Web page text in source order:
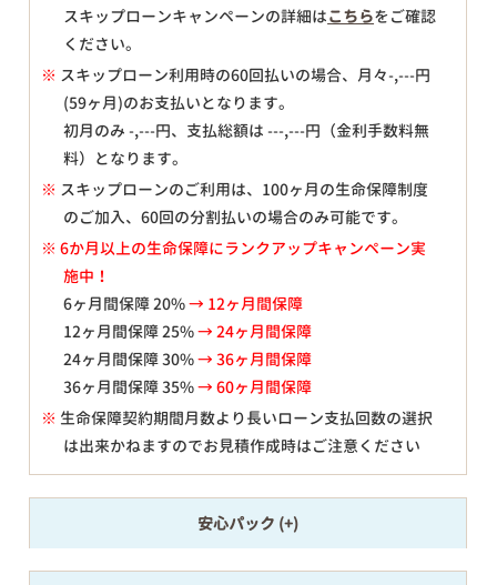
スキップローンキャンペーンの詳細はこちらをご確認
ください。
※ スキップローン利用時の60回払いの場合、月々-,---円
(59ヶ月)のお支払いとなります。
初月のみ-,---円、支払総額は---,---円（金利手数料無
料）となります。
※ スキップローンのご利用は、100ヶ月の生命保障制度
のご加入、60回の分割払いの場合のみ可能です。
※ 6か月以上の生命保障にランクアップキャンペーン実
施中！
6ヶ月間保障 20%→ 12ヶ月間保障
12ヶ月間保障 25%→ 24ヶ月間保障
24ヶ月間保障 30%→ 36ヶ月間保障
36ヶ月間保障 35%→ 60ヶ月間保障
※ 生命保障契約期間月数より長いローン支払回数の選択
は出来かねますのでお見積作成時はご注意ください
安心パック